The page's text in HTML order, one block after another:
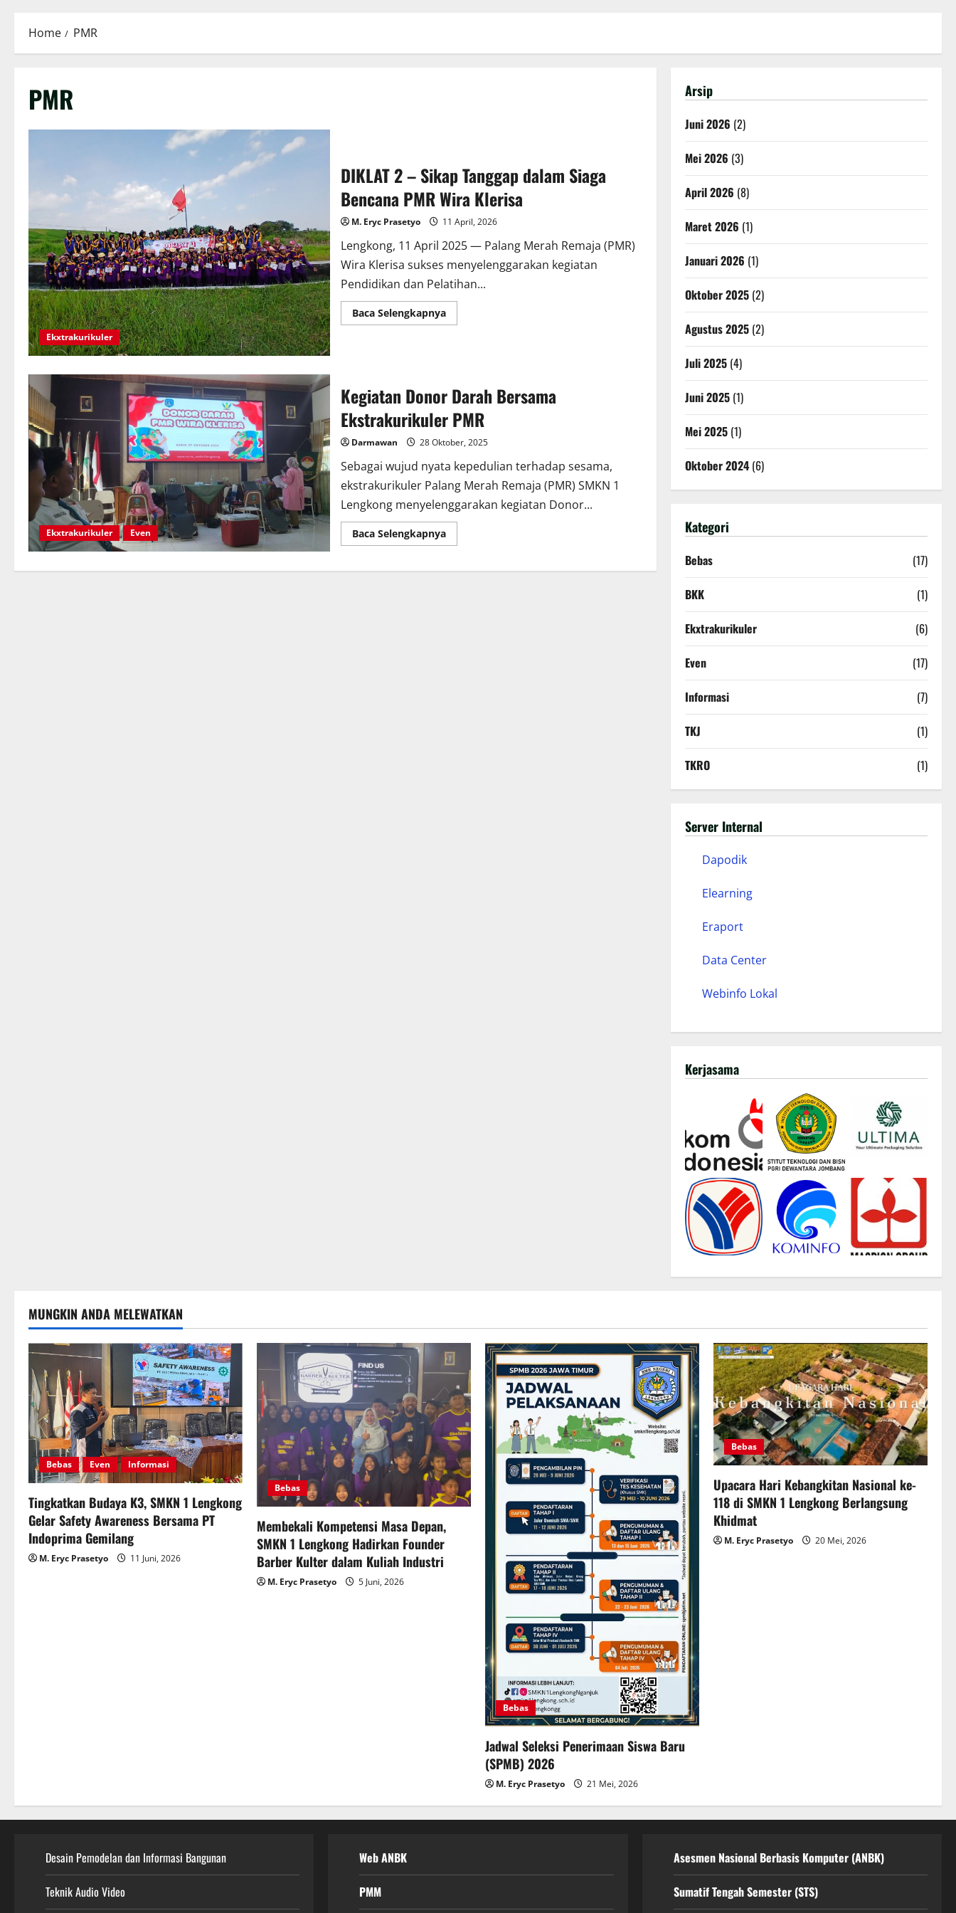
Home PMR
PMR
Ekxtrakurikuler
DIKLAT 2 – Sikap Tanggap dalam Siaga
Bencana PMR Wira Klerisa
M. Eryc Prasetyo 11 April, 2026
Lengkong, 11 April 2025 — Palang Merah Remaja (PMR)
Wira Klerisa sukses menyelenggarakan kegiatan
Pendidikan dan Pelatihan...
Baca SelengkapnyaRead
more
dalam
Siaga
Bencana
PMR
Wira
Klerisa
Ekxtrakurikuler Even
Kegiatan Donor Darah Bersama
Ekstrakurikuler PMR
Darmawan 28 Oktober, 2025
Sebagai wujud nyata kepedulian terhadap sesama,
ekstrakurikuler Palang Merah Remaja (PMR) SMKN 1
Lengkong menyelenggarakan kegiatan Donor...
Baca SelengkapnyaRead
more
Donor
Arsip
Juni 2026 (2)
Mei 2026 (3)
April 2026 (8)
Maret 2026 (1)
Januari 2026 (1)
Oktober 2025(2)
Agustus 2025(2)
Juli 2025(4)
Juni 2025(1)
Mei 2025(1)
Oktober 2024(6)
Kategori
Bebas
(17)
BKK
(1)
Ekxtrakurikuler
(6)
Even
(17)
Informasi
(7)
TKJ
(1)
TKRO
(1)
Server Internal
Dapodik
Elearning
Eraport
Data Center
Webinfo Lokal
Kerjasama
MUNGKIN ANDA MELEWATKAN
Bebas Even Informasi
Tingkatkan Budaya K3, SMKN 1 Lengkong
Gelar Safety Awareness Bersama PT
Indoprima Gemilang
M. Eryc Prasetyo 11 Juni, 2026
Bebas
Membekali Kompetensi Masa Depan,
SMKN 1 Lengkong Hadirkan Founder
Barber Kulter dalam Kuliah Industri
M. Eryc Prasetyo 5 Juni, 2026
Bebas
Jadwal Seleksi Penerimaan Siswa Baru
(SPMB) 2026
M. Eryc Prasetyo 21 Mei, 2026
Bebas
Upacara Hari Kebangkitan Nasional ke-
118 di SMKN 1 Lengkong Berlangsung
Khidmat
M. Eryc Prasetyo 20 Mei, 2026
Desain Pemodelan dan Informasi Bangunan
Teknik Audio Video
Web ANBK
PMM
Asesmen Nasional Berbasis Komputer (ANBK)
Sumatif Tengah Semester (STS)